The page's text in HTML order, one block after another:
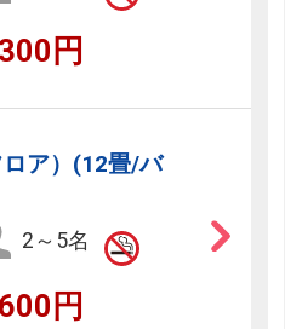
円
ア）(12畳/バ
2～5名
円